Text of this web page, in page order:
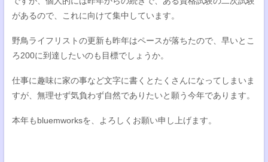
があるので、これに向けて集中しています。
野鳥ライフリストの更新も昨年はペースが落ちたので、早いとこ
ろ200に到達したいのも目標でしょうか。
仕事に趣味に家の事など文字に書くとたくさんになってしまいま
すが、無理せず気負わず自然でありたいと願う今年であります。
本年もbluemworksを、よろしくお願い申し上げます。